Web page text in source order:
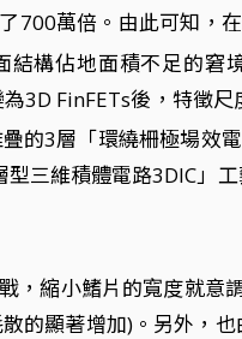
萬倍。由此可知，
結構佔地面積不足的窘
3D FinFETs後，特徵
的3層「環繞柵極場效
三維積體電路3DIC」
縮小鰭片的寬度就意
的顯著增加)。另外，